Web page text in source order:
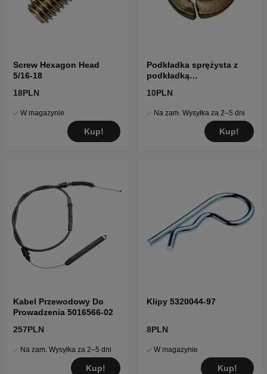
Screw Hexagon Head
5/16-18
18PLN
W magazynie
Kup!
Podkładka sprężysta z
podkładką
10PLN
Na zam. Wysyłka za 2–5 dni
Kup!
Kabel Przewodowy Do
Prowadzenia 5016566-02
257PLN
Na zam. Wysyłka za 2–5 dni
Kup!
Klipy 5320044-97
8PLN
W magazynie
Kup!